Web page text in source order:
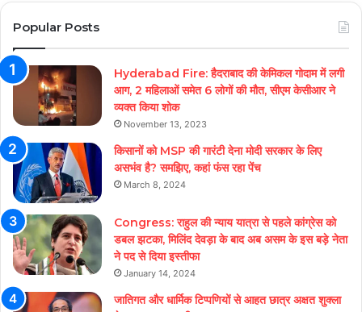
Popular Posts
Hyderabad Fire: हैदराबाद की केमिकल गोदाम में लगी
आग, 2 महिलाओं समेत 6 लोगों की मौत, सीएम केसीआर ने
व्यक्त किया शोक
November 13, 2023
किसानों को MSP की गारंटी देना मोदी सरकार के लिए
असभंव है? समझिए, कहां फंस रहा पेंच
March 8, 2024
Congress: राहुल की न्याय यात्रा से पहले कांग्रेस को
डबल झटका, मिलिंद देवड़ा के बाद अब असम के इस बड़े नेता
ने पद से दिया इस्तीफा
January 14, 2024
जातिगत और धार्मिक टिप्पणियों से आहत छात्र अक्षत शुक्ला